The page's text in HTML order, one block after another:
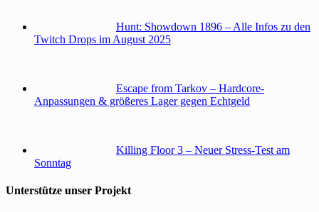
Hunt: Showdown 1896 – Alle Infos zu den
Twitch Drops im August 2025
Escape from Tarkov – Hardcore-
Anpassungen & größeres Lager gegen Echtgeld
Killing Floor 3 – Neuer Stress-Test am
Sonntag
Unterstütze unser Projekt